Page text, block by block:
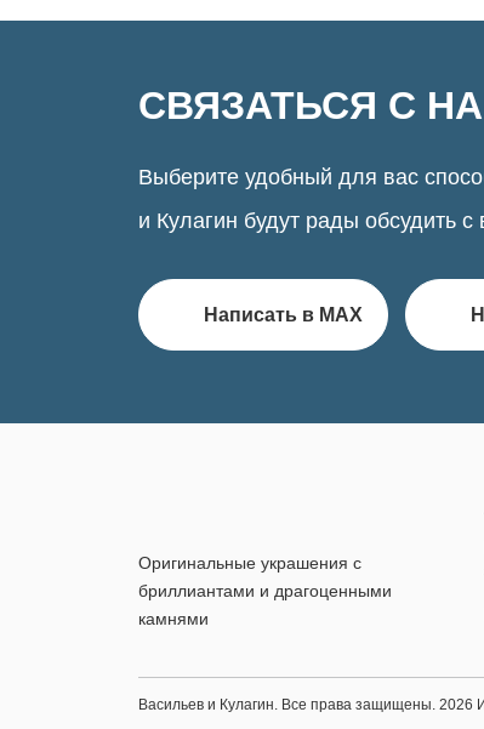
СВЯЗАТЬСЯ С
Выберите удобный для вас
и Кулагин будут рады обсудить
Написать в MAX
Оригинальные украшения с
бриллиантами и драгоценными
камнями
Васильев и Кулагин. Все права защищены.